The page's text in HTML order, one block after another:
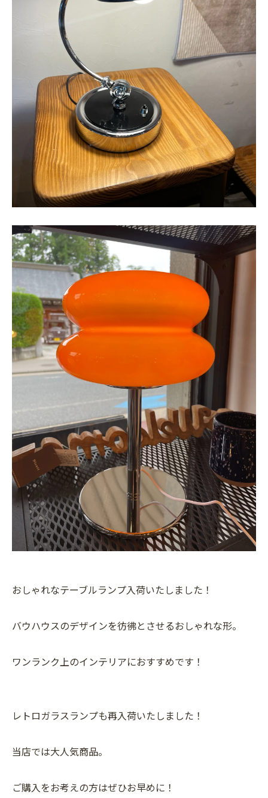
おしゃれなテーブルランプ入荷いたしました！
バウハウスのデザインを彷彿とさせるおしゃれな形。
ワンランク上のインテリアにおすすめです！
レトロガラスランプも再入荷いたしました！
当店では大人気商品。
ご購入をお考えの方はぜひお早めに！